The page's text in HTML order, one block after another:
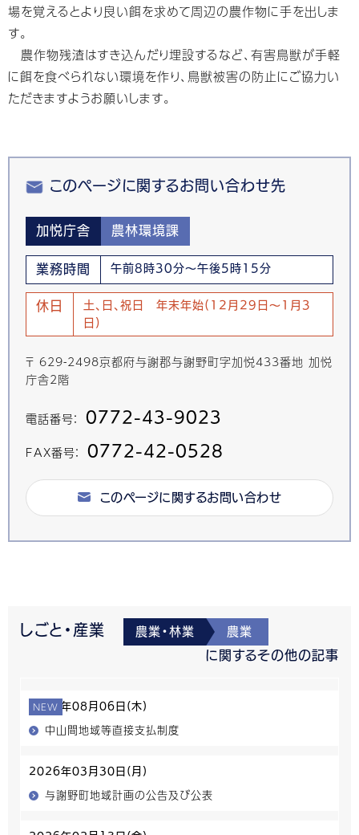
場を覚えるとより良い餌を求めて周辺の農作物に手を出しま
す。
農作物残渣はすき込んだり埋設するなど、有害鳥獣が手軽
に餌を食べられない環境を作り、鳥獣被害の防止にご協力い
ただきますようお願いします。
このページに関するお問い合わせ先
加悦庁舎 農林環境課
業務時間 午前8時30分～午後5時15分
休日
土、日、祝日 年末年始(12月29日～1月3
日)
〒 629-2498京都府与謝郡与謝野町字加悦433番地 加悦
庁舎2階
電話番号： 0772-43-9023
FAX番号： 0772-42-0528
このページに関するお問い合わせ
しごと・産業 農業・林業 農業
に関するその他の記事
2026年08月06日(木)
中山間地域等直接支払制度
NEW
2026年03月30日(月)
与謝野町地域計画の公告及び公表